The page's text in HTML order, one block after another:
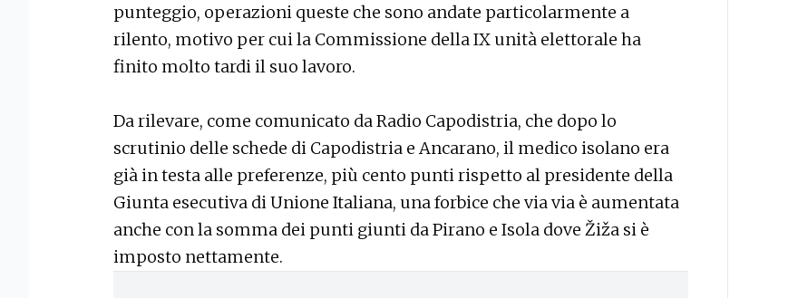
punteggio, operazioni queste che sono andate particolarmente a
rilento, motivo per cui la Commissione della IX unità elettorale ha
finito molto tardi il suo lavoro.
Da rilevare, come comunicato da Radio Capodistria, che dopo lo
scrutinio delle schede di Capodistria e Ancarano, il medico isolano era
già in testa alle preferenze, più cento punti rispetto al presidente della
Giunta esecutiva di Unione Italiana, una forbice che via via è aumentata
anche con la somma dei punti giunti da Pirano e Isola dove Žiža si è
imposto nettamente.